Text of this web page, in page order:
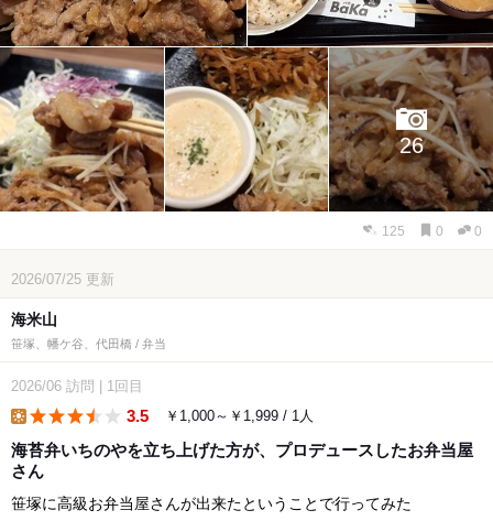
26
125 0 0
2026/07/25 更新
海米山
笹塚、幡ケ谷、代田橋 / 弁当
2026/06 訪問 1回目
3.5 ￥1,000～￥1,999 / 1人
海苔弁いちのやを立ち上げた方が、プロデュースしたお弁当屋
さん
笹塚に高級お弁当屋さんが出来たということで行ってみた